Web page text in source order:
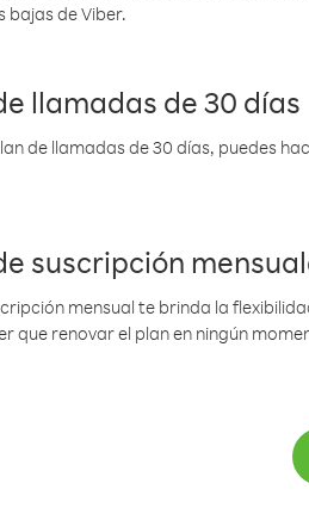
bajas de Viber.
llamadas de 30 días
de llamadas de 30 días, puedes
suscripción
mensual te brinda la
que renovar el plan en ningún